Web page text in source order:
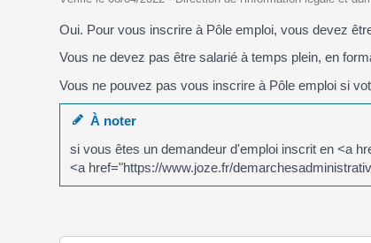
Oui. Pour vous inscrire à Pôle emploi, vous devez
Vous ne devez pas être salarié à temps plein, en
Vous ne pouvez pas vous inscrire à Pôle emploi si
À noter
si vous êtes un demandeur d'emploi inscrit en <a
<a href="https://www.joze.fr/